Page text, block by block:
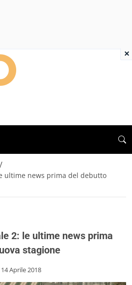
/
ultime news prima del debutto
2: le ultime news prima
stagione
14 Aprile 2018
×